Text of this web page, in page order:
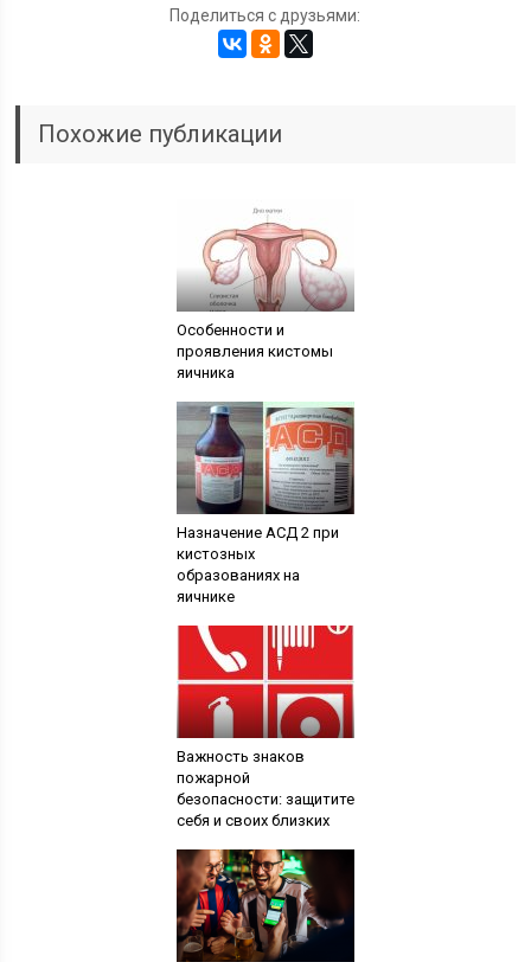
Поделиться с друзьями:
Похожие публикации
Особенности и
проявления кистомы
яичника
Назначение АСД 2 при
кистозных
образованиях на
яичнике
Важность знаков
пожарной
безопасности: защитите
себя и своих близких